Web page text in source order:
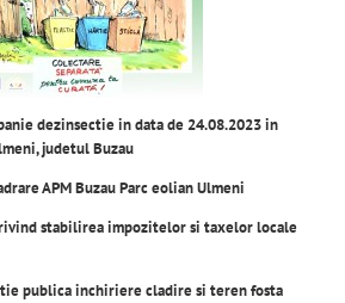
dezinsectie in data de 24.08.2023 in
judetul Buzau
APM Buzau Parc eolian Ulmeni
stabilirea impozitelor si taxelor locale
publica inchiriere cladire si teren fosta